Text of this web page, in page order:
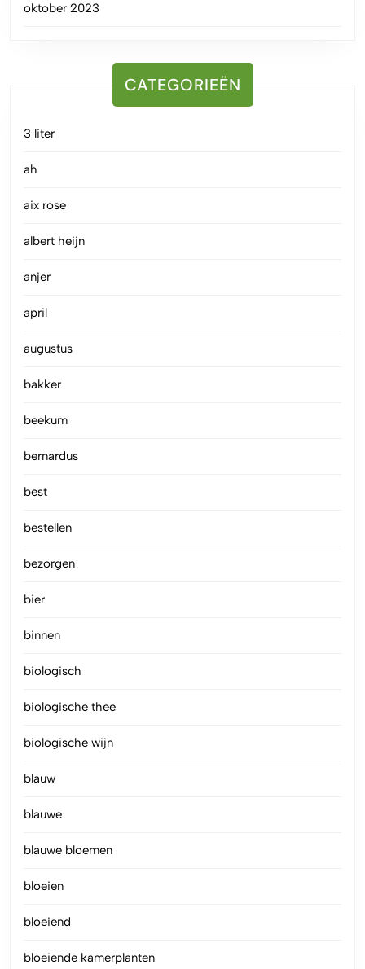
oktober 2023
CATEGORIEËN
3 liter
ah
aix rose
albert heijn
anjer
april
augustus
bakker
beekum
bernardus
best
bestellen
bezorgen
bier
binnen
biologisch
biologische thee
biologische wijn
blauw
blauwe
blauwe bloemen
bloeien
bloeiend
bloeiende kamerplanten